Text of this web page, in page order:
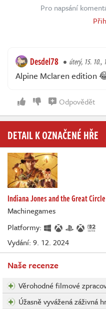
Pro napsání
Desdel78 úterý, 15. 10.,
Alpine Mclaren edition
Odpovědět
DETAIL K OZNAČENÉ HŘE
Indiana Jones and the Great Circle
Machinegames
Platformy:
Vydání: 9. 12. 2024
Naše recenze
Věrohodné filmové
Úžasně vyvážená záživná